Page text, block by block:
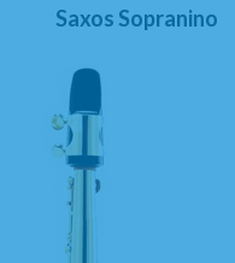
Saxos Sopranino